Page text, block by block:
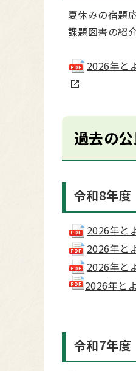
夏休みの宿題
課題図書の紹
2026年と
過去の
令和8年度
2026年と
2026年と
2026年と
2026年と
令和7年度